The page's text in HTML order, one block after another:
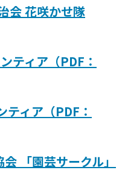
会 花咲かせ隊
ティア（PDF：
ィア（PDF：
「園芸サークル」